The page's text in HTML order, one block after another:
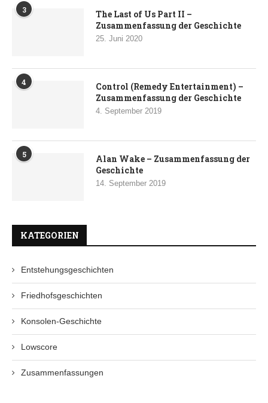
3
The Last of Us Part II –
Zusammenfassung der Geschichte
25. Juni 2020
4
Control (Remedy Entertainment) –
Zusammenfassung der Geschichte
4. September 2019
5
Alan Wake – Zusammenfassung der
Geschichte
14. September 2019
KATEGORIEN
Entstehungsgeschichten
Friedhofsgeschichten
Konsolen-Geschichte
Lowscore
Zusammenfassungen